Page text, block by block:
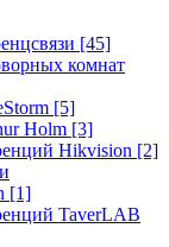
[45]
комнат
[5]
Holm [3]
Hikvision [2]
[1]
TaverLAB